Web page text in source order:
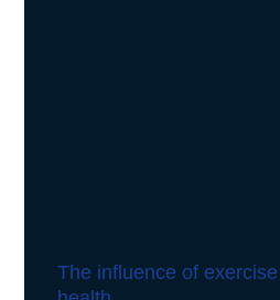
The influence of